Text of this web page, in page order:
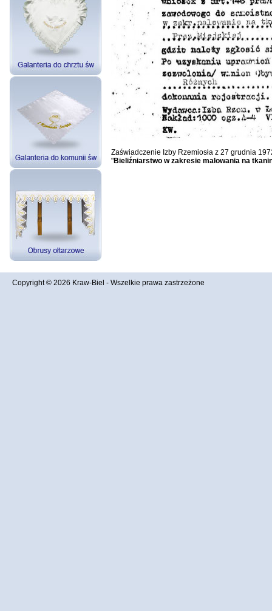
Zaświadczenie Izby Rzemiosła z 27 grudnia
"Bieliźniarstwo w zakresie malowania na
Copyright © 2026 Kraw-Biel - Wszelkie prawa zastrzeżone